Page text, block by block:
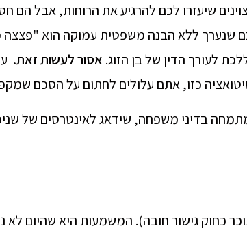
שיעזרו לכם להרגיע את הרוחות, אבל הם
שנערך ללא הבנה משפטית עמוקה הוא
לעורך הדין של בן הזוג. אסור לעשות זאת.
כזו, אתם עלולים לחתום על הסכם
בדיני משפחה, שידאג לאינטרסים של
(המוכר כחוק גישור חובה). המשמעות היא שהיום